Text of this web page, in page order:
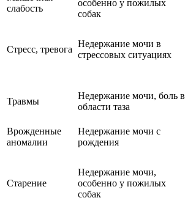
слабость
особенно у пожилых
собак
Стресс, тревога
Недержание мочи в
стрессовых ситуациях
Травмы
Недержание мочи, боль в
области таза
Врожденные
аномалии
Недержание мочи с
рождения
Старение
Недержание мочи,
особенно у пожилых
собак